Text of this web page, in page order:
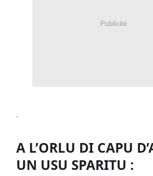
Publicité
·
A L’ORLU DI CAPU
UN USU SPARITU :